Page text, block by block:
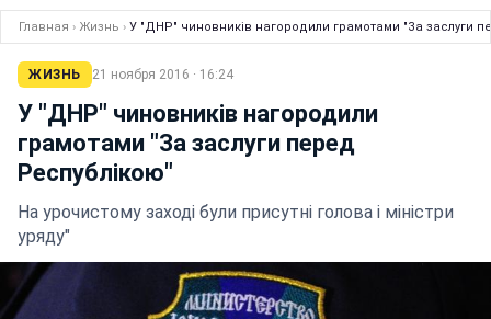
Главная › Жизнь › У "ДНР" чиновників нагородили грамотами "За заслуги
ЖИЗНЬ 21 ноября 2016 · 16:24
У "ДНР" чиновників нагородили
грамотами "За заслуги перед
Республікою"
На урочистому заході були присутні голова і міністри
уряду"